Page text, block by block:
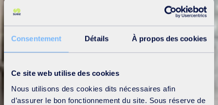
Consentement Détails À propos des cookies
Ce site web utilise des cookies
Nous utilisons des cookies dits nécessaires afin
d’assurer le bon fonctionnement du site. Sous réserve de